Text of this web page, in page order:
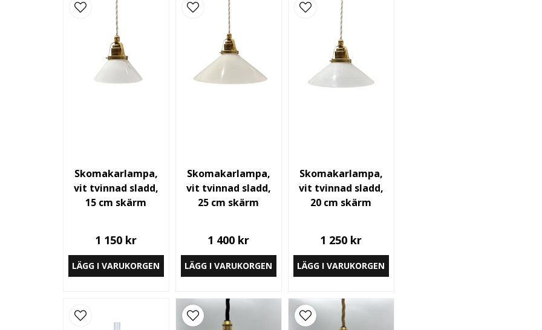
Skomakarlampa,
vit tvinnad sladd,
15 cm skärm
1 150 kr
LÄGG I VARUKORGEN
Skomakarlampa,
vit tvinnad sladd,
25 cm skärm
1 400 kr
LÄGG I VARUKORGEN
Skomakarlampa,
vit tvinnad sladd,
20 cm skärm
1 250 kr
LÄGG I VARUKORGEN